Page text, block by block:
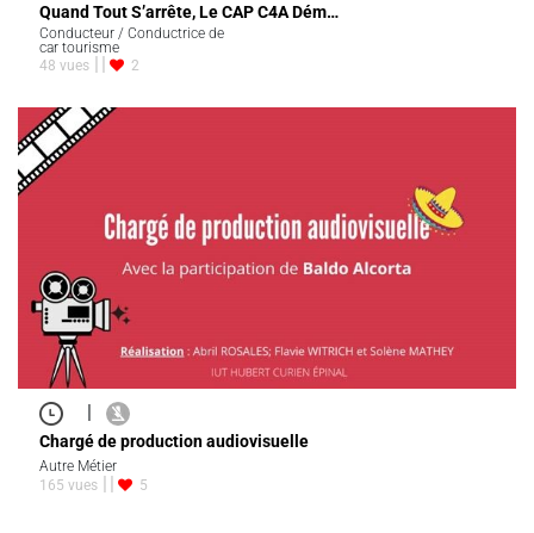
Quand Tout S’arrête, Le CAP C4A Dém…
Conducteur / Conductrice de
car tourisme
48 vues
2
|
Chargé de production audiovisuelle
Autre Métier
165 vues
5